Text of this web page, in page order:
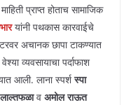
प्राप्त होताच सामाजिक
यांनी पथकास कारवाईचे
अचानक छापा टाकण्यात
व्यवसायाचा पर्दाफाश
आली. लाना स्पर्शस्पा
व अमोल राऊत